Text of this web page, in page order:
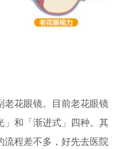
老花眼镜。目前老花眼镜
」和「渐进式」四种。其
流程差不多，好先去医院